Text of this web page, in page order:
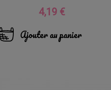
Prix
4,19 €
Ajouter au panier